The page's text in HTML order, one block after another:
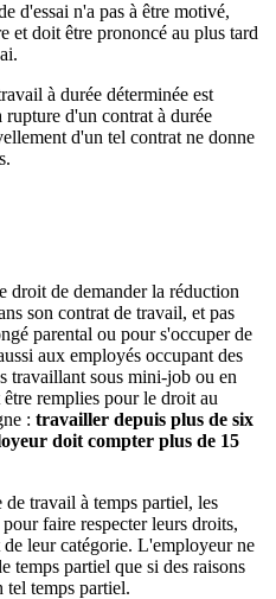
d'essai n'a pas à être motivé,
et doit être prononcé au plus tard
à durée déterminée est
rupture d'un contrat à durée
d'un tel contrat ne donne
droit de demander la réduction
son contrat de travail, et pas
parental ou pour s'occuper de
aux employés occupant des
travaillant sous mini-job ou en
remplies pour le droit au
: travailler depuis plus de six
doit compter plus de 15
travail à temps partiel, les
faire respecter leurs droits,
leur catégorie. L'employeur ne
temps partiel que si des raisons
tel temps partiel.